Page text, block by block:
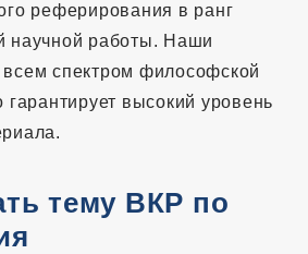
реферирования в ранг
научной работы. Наши
спектром философской
гарантирует высокий уровень
тему ВКР по